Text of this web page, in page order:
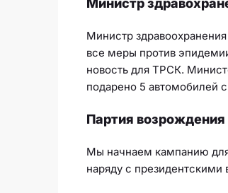
Министр
Министр
все меры против
новость для ТРСК.
подарено 5 автомобилей
Партия возрождения
Мы начнаем кампанию
наряду с президентскими